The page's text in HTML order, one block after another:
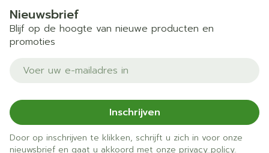
Nieuwsbrief
Blijf op de hoogte van nieuwe producten en
promoties
E-mail adres
Inschrijven
Door op inschrijven te klikken, schrijft u zich in voor onze
nieuwsbrief en gaat u akkoord met onze privacy policy.